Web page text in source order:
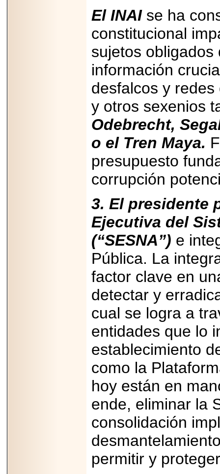
El INAIse ha
constitucional
sujetos
información
desfalcos y
y otros sexenios
Odebrecht,
o el Tren Maya.
presupuesto
corrupción
3. El presidente
Ejecutiva del
(“SESNA”) e
Pública. La
factor clave en
detectar y
cual se logra a
entidades que lo
establecimiento
como la
hoy están en
ende, eliminar la
consolidación
permitir y